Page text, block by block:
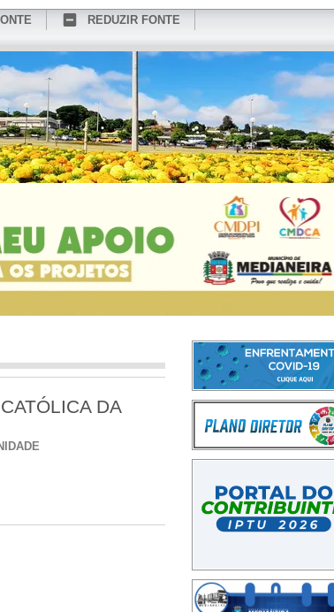
REDUZIR FONTE
REDES SOCIAIS
DA